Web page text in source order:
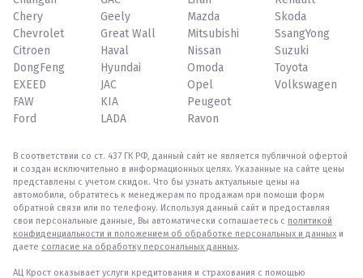
Chery
Chevrolet
Citroen
DongFeng
EXEED
FAW
Ford
Geely
Great Wall
Haval
Hyundai
JAC
KIA
LADA
Mazda
Mitsubishi
Nissan
Omoda
Opel
Peugeot
Ravon
Skoda
SsangYong
Suzuki
Toyota
Volkswagen
В соответствии со ст. 437 ГК РФ, данный сайт не является публичной офертой
и создан исключительно в информационных целях. Указанные на сайте цены
представлены с учетом скидок. Что бы узнать актуальные цены на
автомобили, обратитесь к менеджерам по продажам при помощи форм
обратной связи или по телефону. Используя данный сайт и предоставляя
свои персональные данные, Вы автоматически соглашаетесь с политикой
конфиденциальности и положением об обработке персональных и данных и
даете согласие на обработку персональных данных.
АЦ Крост оказывает услуги кредитования и страхования с помощью